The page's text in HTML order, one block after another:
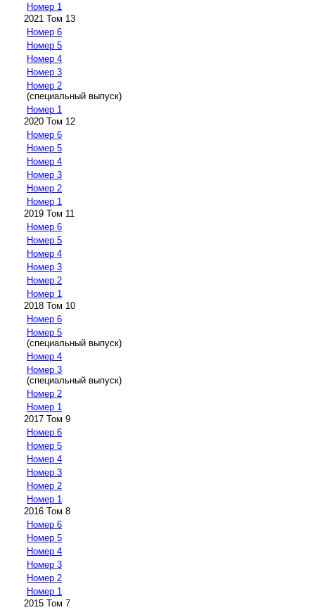
Номер 1
2021 Том 13
Номер 6
Номер 5
Номер 4
Номер 3
Номер 2
(специальный выпуск)
Номер 1
2020 Том 12
Номер 6
Номер 5
Номер 4
Номер 3
Номер 2
Номер 1
2019 Том 11
Номер 6
Номер 5
Номер 4
Номер 3
Номер 2
Номер 1
2018 Том 10
Номер 6
Номер 5
(специальный выпуск)
Номер 4
Номер 3
(специальный выпуск)
Номер 2
Номер 1
2017 Том 9
Номер 6
Номер 5
Номер 4
Номер 3
Номер 2
Номер 1
2016 Том 8
Номер 6
Номер 5
Номер 4
Номер 3
Номер 2
Номер 1
2015 Том 7